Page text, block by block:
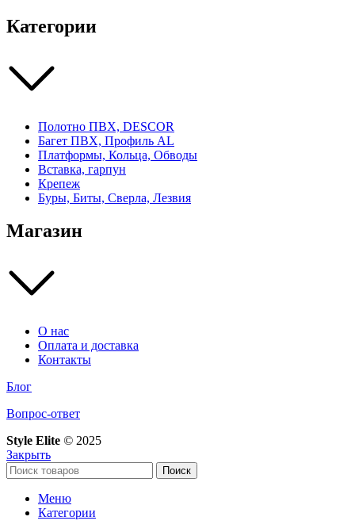
Категории
Полотно ПВХ, DESCOR
Багет ПВХ, Профиль AL
Платформы, Кольца, Обводы
Вставка, гарпун
Крепеж
Буры, Биты, Сверла, Лезвия
Магазин
О нас
Оплата и доставка
Контакты
Блог
Вопрос-ответ
Style Elite © 2025
Закрыть
Поиск
Меню
Категории